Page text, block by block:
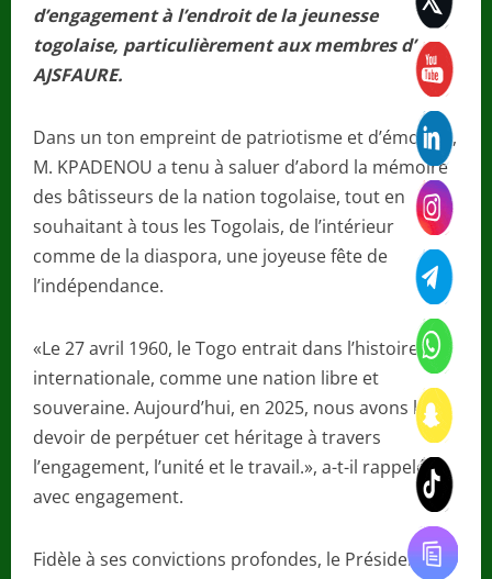
d’engagement à l’endroit de la jeunesse
togolaise, particulièrement aux membres d’
AJSFAURE.
Dans un ton empreint de patriotisme et d’émotion,
M. KPADENOU a tenu à saluer d’abord la mémoire
des bâtisseurs de la nation togolaise, tout en
souhaitant à tous les Togolais, de l’intérieur
comme de la diaspora, une joyeuse fête de
l’indépendance.
«Le 27 avril 1960, le Togo entrait dans l’histoire
internationale, comme une nation libre et
souveraine. Aujourd’hui, en 2025, nous avons le
devoir de perpétuer cet héritage à travers
l’engagement, l’unité et le travail.», a-t-il rappelé
avec engagement.
Fidèle à ses convictions profondes, le Président